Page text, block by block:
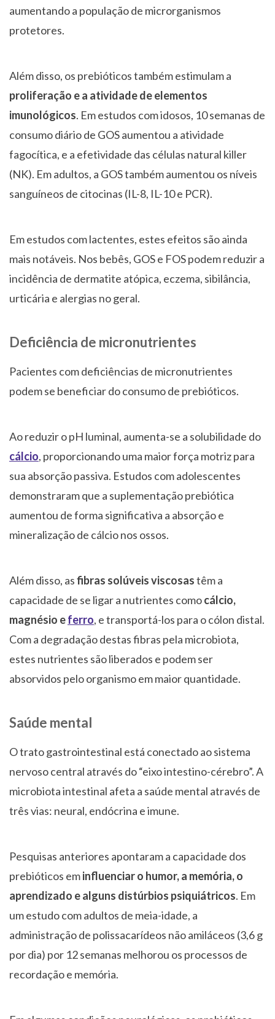
aumentando a população de microrganismos
protetores.
Além disso, os prebióticos também estimulam a
proliferação e a atividade de elementos
imunológicos. Em estudos com idosos, 10 semanas de
consumo diário de GOS aumentou a atividade
fagocítica, e a efetividade das células natural killer
(NK). Em adultos, a GOS também aumentou os níveis
sanguíneos de citocinas (IL-8, IL-10 e PCR).
Em estudos com lactentes, estes efeitos são ainda
mais notáveis. Nos bebês, GOS e FOS podem reduzir a
incidência de dermatite atópica, eczema, sibilância,
urticária e alergias no geral.
Deficiência de micronutrientes
Pacientes com deficiências de micronutrientes
podem se beneficiar do consumo de prebióticos.
Ao reduzir o pH luminal, aumenta-se a solubilidade do
cálcio, proporcionando uma maior força motriz para
sua absorção passiva. Estudos com adolescentes
demonstraram que a suplementação prebiótica
aumentou de forma significativa a absorção e
mineralização de cálcio nos ossos.
Além disso, asfibras solúveis viscosastêm a
capacidade de se ligar a nutrientes comocálcio,
magnésio eferro, e transportá-los para o cólon distal.
Com a degradação destas fibras pela microbiota,
estes nutrientes são liberados e podem ser
absorvidos pelo organismo em maior quantidade.
Saúde mental
O trato gastrointestinal está conectado ao sistema
nervoso central através do “eixo intestino-cérebro”. A
microbiota intestinal afeta a saúde mental através de
três vias: neural, endócrina e imune.
Pesquisas anteriores apontaram a capacidade dos
prebióticos eminfluenciar o humor, a memória, o
aprendizado e alguns distúrbios psiquiátricos. Em
um estudo com adultos de meia-idade, a
administração de polissacarídeos não amiláceos (3,6 g
por dia) por 12 semanas melhorou os processos de
recordação e memória.